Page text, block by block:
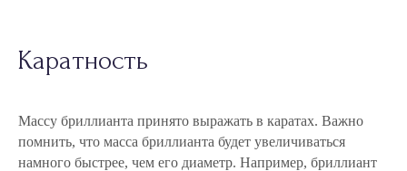
Каратность